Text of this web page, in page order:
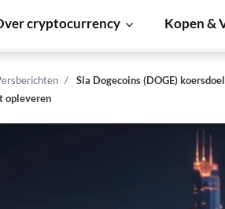
cryptocurrency Kopen &
Sla Dogecoins (DOGE)
opleveren